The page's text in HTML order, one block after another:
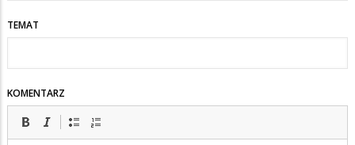
TEMAT
KOMENTARZ